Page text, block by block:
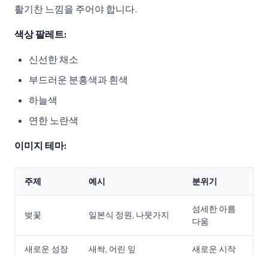
활기찬 느낌을 주어야 합니다.
색상 팔레트:
신선한 채소
부드러운 분홍색과 흰색
하늘색
연한 노란색
이미지 테마:
주제 예시 분위기
벚꽃 일본식 정원, 나뭇가지
섬세한 아름
다움
새로운 성장 새싹, 어린 잎 새로운 시작